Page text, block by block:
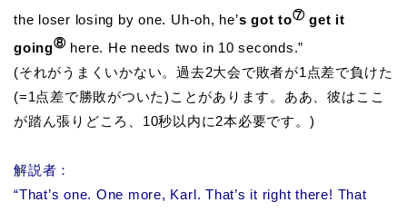
the loser losing by one. Uh-oh, he’s got to⑦ get it
going⑧ here. He needs two in 10 seconds.”
(それがうまくいかない。過去2大会で敗者が1点差で負けた
(=1点差で勝敗がついた)ことがあります。ああ、彼はここ
が踏ん張りどころ、10秒以内に2本必要です。)
解説者：
“That’s one. One more, Karl. That’s it right there! That